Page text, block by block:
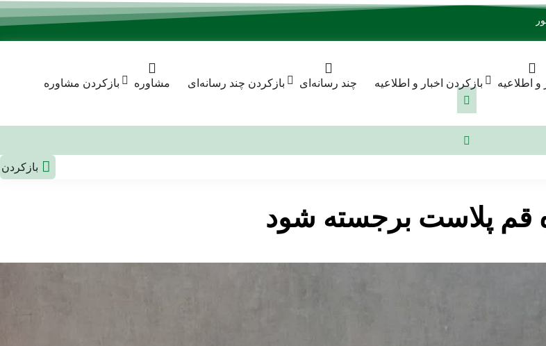
و اطلاعیه بازکردن اخبار و اطلاعیه چند رسانه‌ای بازکردن چند رسانه‌ای مشاوره بازکردن مشاوره
بازکردن
قم پلاست برجسته شود